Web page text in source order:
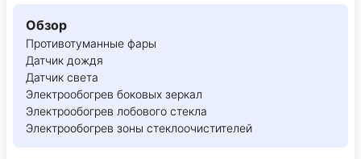
Обзор
Противотуманные фары
Датчик дождя
Датчик света
Электрообогрев боковых зеркал
Электрообогрев лобового стекла
Электрообогрев зоны стеклоочистителей